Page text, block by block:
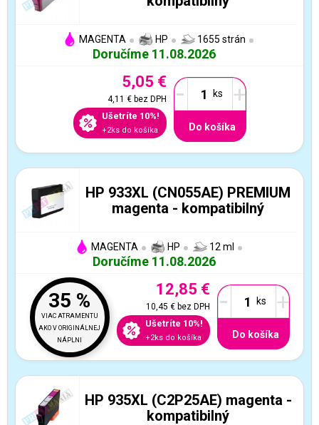
MAGENTA HP 1655 strán
Doručíme 11.08.2026
5,05 €
4,11 €bez DPH
Ušetríte 10%!
+2ks do košíka
- +
Do košíka
HP 933XL (CN055AE) PREMIUM
magenta - kompatibilný
MAGENTA HP 12 ml
Doručíme 11.08.2026
35 %
VIAC ATRAMENTU
AKO V ORIGINÁLNEJ
NÁPLNI
12,85 €
10,45 €bez DPH
Ušetríte 10%!
+2ks do košíka
- +
Do košíka
HP 935XL (C2P25AE) magenta -
kompatibilný